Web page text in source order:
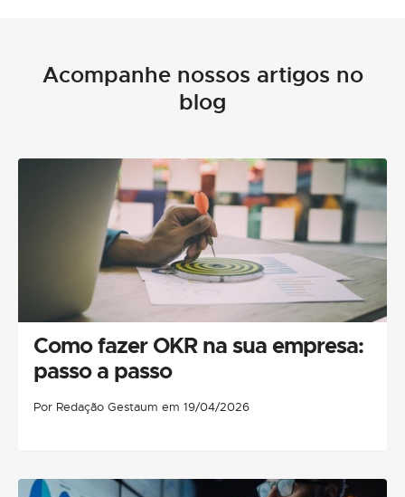
Acompanhe nossos artigos no
blog
Como fazer OKR na sua empresa:
passo a passo
Por Redação Gestaum em 19/04/2026